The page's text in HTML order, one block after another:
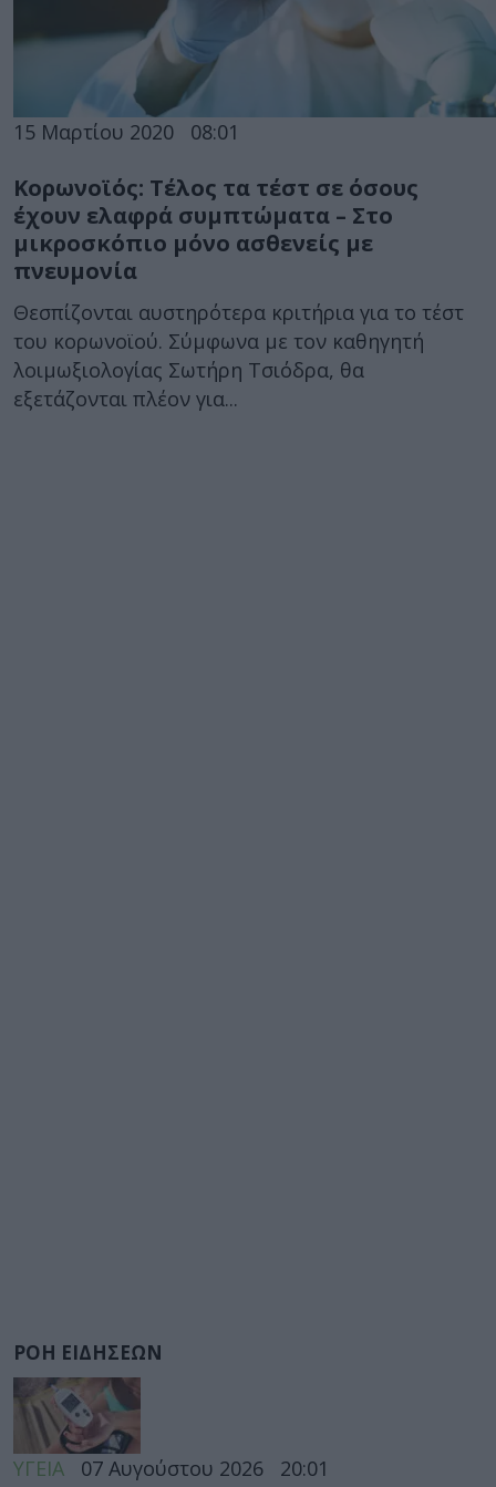
15 Μαρτίου 2020 08:01
Κορωνοϊός: Τέλος τα τέστ σε όσους
έχουν ελαφρά συμπτώματα – Στο
μικροσκόπιο μόνο ασθενείς με
πνευμονία
Θεσπίζονται αυστηρότερα κριτήρια για το τέστ
του κορωνοϊού. Σύμφωνα με τον καθηγητή
λοιμωξιολογίας Σωτήρη Τσιόδρα, θα
εξετάζονται πλέον για...
ΡΟΗ ΕΙΔΗΣΕΩΝ
ΥΓΕΙΑ 07 Αυγούστου 2026 20:01